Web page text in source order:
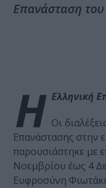
Επανάσταση του
Η Ελληνική
Οι
Επανάστασης στην
παρουσιάστηκε με
Νοεμβρίου έως 4
Ευφροσύνη